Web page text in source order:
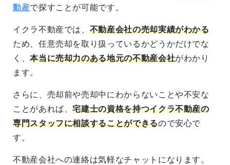
動産で探すことが可能です。
イクラ不動産では、 不動産会社の売却実績がわかる
ため、任意売却を取り扱っているかどうかだけでな
く、本当に売却力のある地元の不動産会社がわかり
ます。
さらに、売却前や売却中にわからないことや不安な
ことがあれば、宅建士の資格を持つイクラ不動産の
専門スタッフに相談することができるので安心で
す。
不動産会社への連絡は気軽なチャットになります。